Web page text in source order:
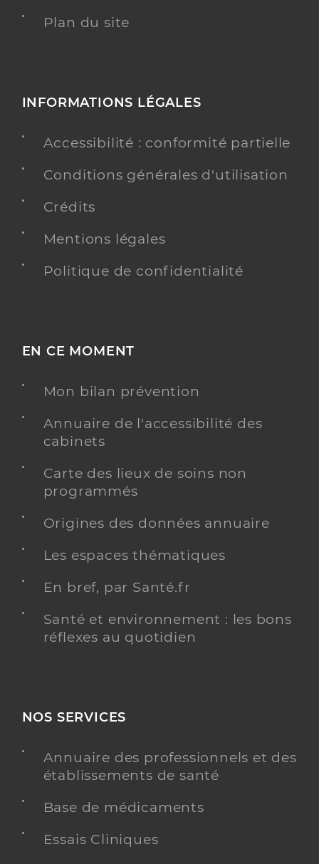
Plan du site
INFORMATIONS LÉGALES
Accessibilité : conformité partielle
Conditions générales d'utilisation
Crédits
Mentions légales
Politique de confidentialité
EN CE MOMENT
Mon bilan prévention
Annuaire de l'accessibilité des
cabinets
Carte des lieux de soins non
programmés
Origines des données annuaire
Les espaces thématiques
En bref, par Santé.fr
Santé et environnement : les bons
réflexes au quotidien
NOS SERVICES
Annuaire des professionnels et des
établissements de santé
Base de médicaments
Essais Cliniques